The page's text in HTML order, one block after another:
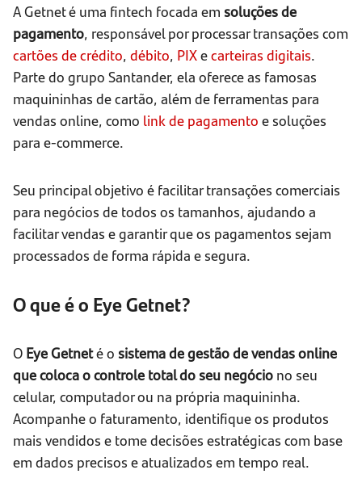
A Getnet é uma fintech focada em soluções de
pagamento, responsável por processar transações com
cartões de crédito, débito, PIXecarteiras digitais.
Parte do grupo Santander, ela oferece as famosas
maquininhas de cartão, além de ferramentas para
vendas online, como link de pagamento e soluções
para e-commerce.
Seu principal objetivo é facilitar transações comerciais
para negócios de todos os tamanhos, ajudando a
facilitar vendas e garantir que os pagamentos sejam
processados de forma rápida e segura.
O que é o Eye Getnet?
O Eye Getneté o sistema de gestão de vendas online
que coloca o controle total do seu negócio no seu
celular, computador ou na própria maquininha.
Acompanhe o faturamento, identifique os produtos
mais vendidos e tome decisões estratégicas com base
em dados precisos e atualizados em tempo real.